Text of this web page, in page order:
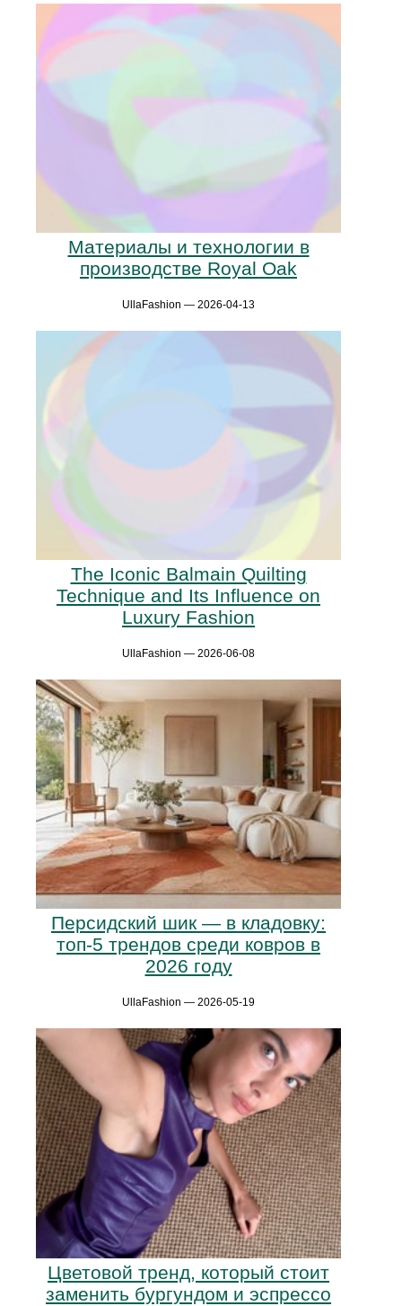
Материалы и технологии в
производстве Royal Oak
UllaFashion — 2026-04-13
The Iconic Balmain Quilting
Technique and Its Influence on
Luxury Fashion
UllaFashion — 2026-06-08
Персидский шик — в кладовку:
топ-5 трендов среди ковров в
2026 году
UllaFashion — 2026-05-19
Цветовой тренд, который стоит
заменить бургундом и эспрессо